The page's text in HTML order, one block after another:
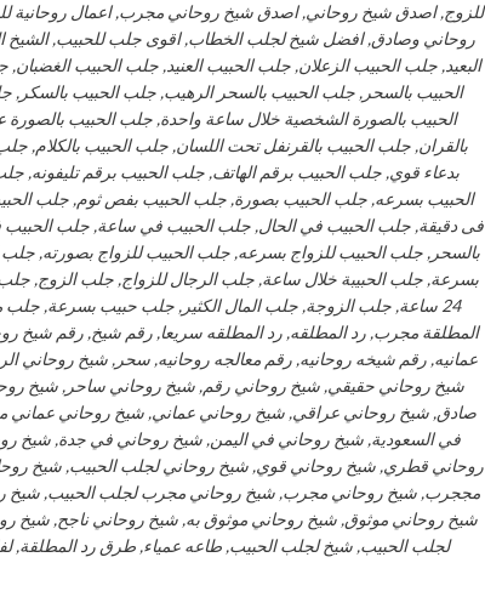
للزوج, اصدق شيخ روحاني, اصدق شيخ روحاني مجرب, اعمال
روحاني وصادق, افضل شيخ لجلب الخطاب, اقوى جلب للحبيب, الشيخ
البعيد, جلب الحبيب الزعلان, جلب الحبيب العنيد, جلب الحبيب
الحبيب بالسحر, جلب الحبيب بالسحر الرهيب, جلب الحبيب
الحبيب بالصورة الشخصية خلال ساعة واحدة, جلب الحبيب
بالقران, جلب الحبيب بالقرنفل تحت اللسان, جلب الحبيب بالكلام,
بدعاء قوي, جلب الحبيب برقم الهاتف, جلب الحبيب برقم
الحبيب بسرعه, جلب الحبيب بصورة, جلب الحبيب بفص ثوم, جلب
فى دقيقة, جلب الحبيب في الحال, جلب الحبيب في ساعة, جلب الحبيب
بالسحر, جلب الحبيب للزواج بسرعه, جلب الحبيب للزواج بصورته,
بسرعة, جلب الحبيبة خلال ساعة, جلب الرجال للزواج, جلب الزوج,
24 ساعة, جلب الزوجة, جلب المال الكثير, جلب حبيب بسرعة, جلب
المطلقة مجرب, رد المطلقه, رد المطلقه سريعا, رقم شيخ, رقم شيخ
عمانيه, رقم شيخه روحانيه, رقم معالجه روحانيه, سحر, شيخ روحاني
شيخ روحاني حقيقي, شيخ روحاني رقم, شيخ روحاني ساحر, شيخ
صادق, شيخ روحاني عراقي, شيخ روحاني عماني, شيخ روحاني
في السعودية, شيخ روحاني في اليمن, شيخ روحاني في جدة,
روحاني قطري, شيخ روحاني قوي, شيخ روحاني لجلب الحبيب, شيخ
مججرب, شيخ روحاني مجرب, شيخ روحاني مجرب لجلب الحبيب, شيخ
شيخ روحاني موثوق, شيخ روحاني موثوق به, شيخ روحاني ناجح,
لجلب الحبيب, شيخ لجلب الحبيب, طاعه عمياء, طرق رد المطلقة,